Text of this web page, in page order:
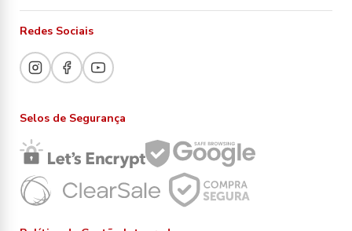
Redes Sociais
Selos de Segurança